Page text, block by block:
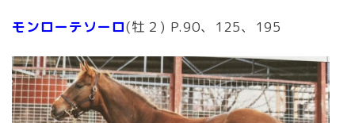
モンローテソーロ(牡２) P.90、125、195